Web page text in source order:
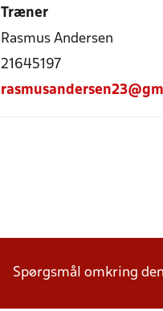
Træner
Rasmus Andersen
21645197
Spørgsmål omkring